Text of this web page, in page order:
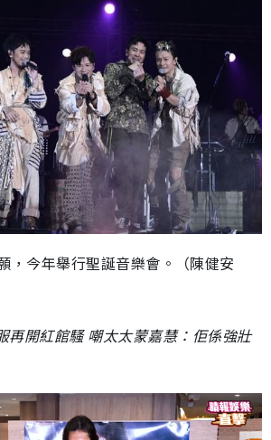
，今年舉行聖誕音樂會。（陳健安
再開紅館騷 嘲太太蒙嘉慧：佢係強壯